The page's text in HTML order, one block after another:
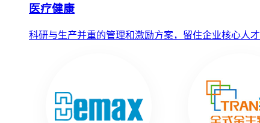
医疗健康
科研与生产并重的管理和激励方案，留住企业核心人才